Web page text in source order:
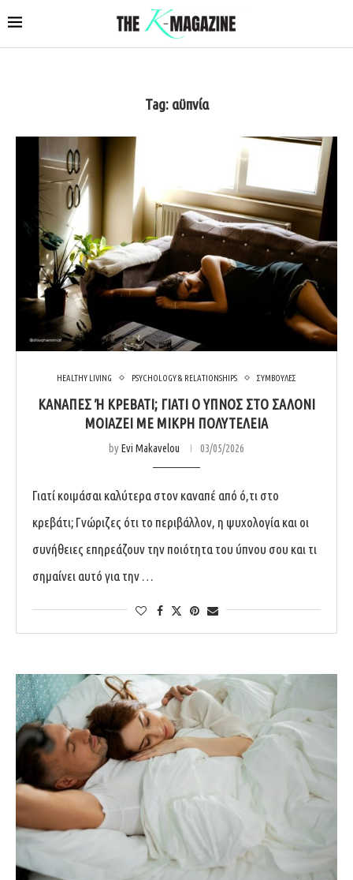
Tag: αϋπνία
HEALTHY LIVING PSYCHOLOGY & RELATIONSHIPS ΣΥΜΒΟΥΛΕΣ
ΚΑΝΑΠΈΣ Ή ΚΡΕΒΆΤΙ; ΓΙΑΤΊ Ο ΎΠΝΟΣ ΣΤΟ ΣΑΛΌΝΙ Μ
ΟΙΆΖΕΙ ΜΕ ΜΙΚΡΉ ΠΟΛΥΤΈΛΕΙΑ
byEvi Makavelou 03/05/2026
Γιατί κοιμάσαι καλύτερα στον καναπέ από ό,τι στο
κρεβάτι; Γνώριζες ότι το περιβάλλον, η ψυχολογία και οι
συνήθειες επηρεάζουν την ποιότητα του ύπνου σου και τι
σημαίνει αυτό για την …